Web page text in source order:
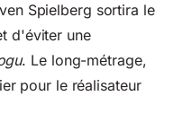
Spielberg sortira le
d'éviter une
. Le long-métrage,
pour le réalisateur